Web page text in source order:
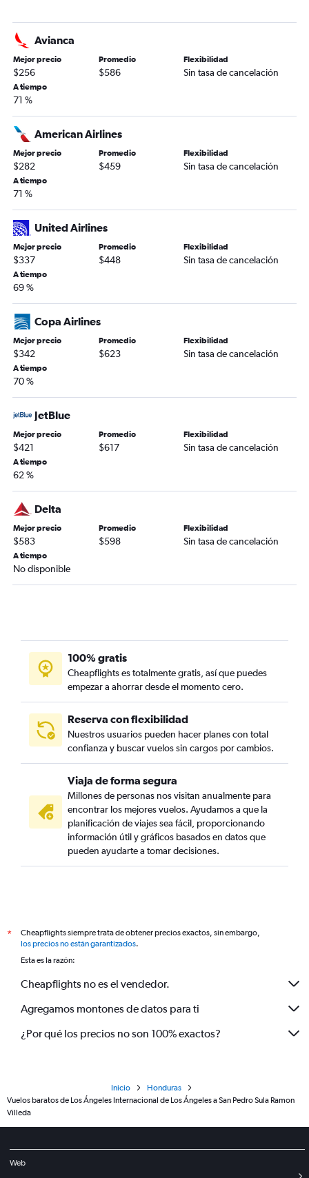
Avianca
Mejor precio
$256
Promedio
$586
Flexibilidad
Sin tasa de cancelación
A tiempo
71 %
American Airlines
Mejor precio
$282
Promedio
$459
Flexibilidad
Sin tasa de cancelación
A tiempo
71 %
United Airlines
Mejor precio
$337
Promedio
$448
Flexibilidad
Sin tasa de cancelación
A tiempo
69 %
Copa Airlines
Mejor precio
$342
Promedio
$623
Flexibilidad
Sin tasa de cancelación
A tiempo
70 %
JetBlue
Mejor precio
$421
Promedio
$617
Flexibilidad
Sin tasa de cancelación
A tiempo
62 %
Delta
Mejor precio
$583
Promedio
$598
Flexibilidad
Sin tasa de cancelación
A tiempo
No disponible
100% gratis
Cheapflights es totalmente gratis, así que puedes
empezar a ahorrar desde el momento cero.
Reserva con flexibilidad
Nuestros usuarios pueden hacer planes con total
confianza y buscar vuelos sin cargos por cambios.
Viaja de forma segura
Millones de personas nos visitan anualmente para
encontrar los mejores vuelos. Ayudamos a que la
planificación de viajes sea fácil, proporcionando
información útil y gráficos basados en datos que
pueden ayudarte a tomar decisiones.
*
Cheapflights siempre trata de obtener precios exactos, sin embargo,
los precios no están garantizados.
Esta es la razón:
Cheapflights no es el vendedor.
Agregamos montones de datos para ti
¿Por qué los precios no son 100% exactos?
Inicio
Honduras
Vuelos baratos de Los Ángeles Internacional de Los Ángeles a San Pedro Sula Ramon
Villeda
Web